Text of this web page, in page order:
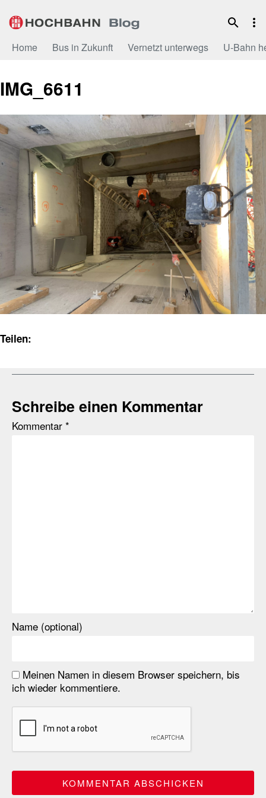
Inhalt
Home Bus in Zukunft Vernetzt unterwegs U-Bahn
IMG_6611
Teilen:
Schreibe einen Kommentar
Kommentar *
Name (optional)
Meinen Namen in diesem Browser speichern, bis
ich wieder kommentiere.